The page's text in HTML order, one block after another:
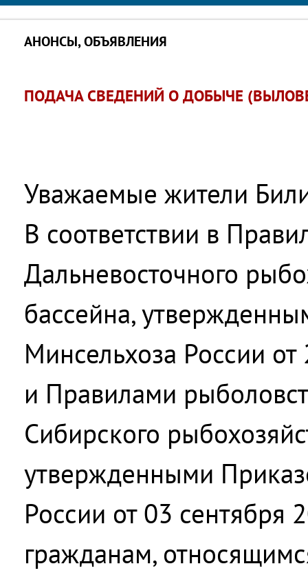
АНОНСЫ, ОБЪЯВЛЕНИЯ
ПОДАЧА СВЕДЕНИЙ О ДОБЫЧЕ
Уважаемые жители
В соответствии в
Дальневосточного
бассейна,
Минсельхоза России
и Правилами
Сибирского
утвержденными
России от 03 сентября
гражданам,